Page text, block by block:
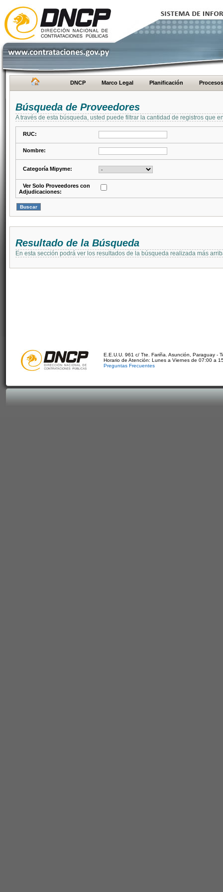
DNCP Marco Legal Planificación Procesos
Búsqueda de Proveedores
A través de esta búsqueda, usted puede filtrar la cantidad de registros que
RUC:
Nombre:
Categoría Mipyme:
Ver Solo Proveedores con
Adjudicaciones:
Resultado de la Búsqueda
En esta sección podrá ver los resultados de la búsqueda realizada más
E.E.U.U. 961 c/ Tte. Fariña. Asunción, Paraguay -
Horario de Atención: Lunes a Viernes de 07:00 a
Preguntas Frecuentes